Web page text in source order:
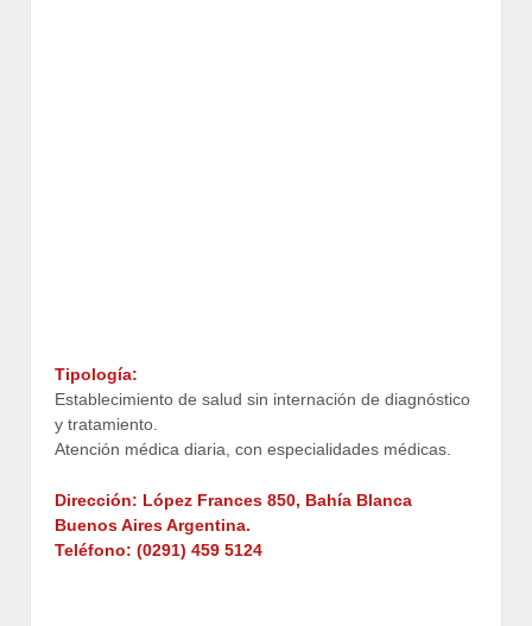
Tipología:
Establecimiento de salud sin internación de diagnóstico
y tratamiento.
Atención médica diaria, con especialidades médicas.
Dirección: López Frances 850, Bahía Blanca
Buenos Aires Argentina.
Teléfono: (0291) 459 5124